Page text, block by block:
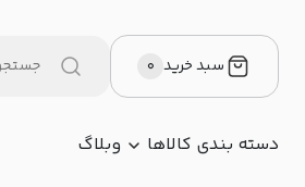
سبد خرید ۰
دسته بندی کالاها وبلاگ